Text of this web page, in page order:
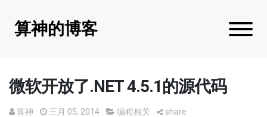
算神的博客
微软开放了.NET 4.5.1的源代码
算神 三月 05, 2014 编程相关 share